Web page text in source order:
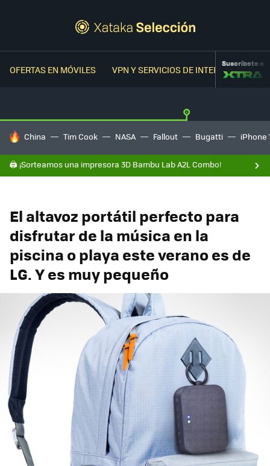
OFERTAS EN MÓVILES VPN Y SERVICIOS DE INTERNETSuscríbete a
HOY SE HABLA DE
China Tim Cook NASA Fallout Bugatti iPhone
🖨️ ¡Sorteamos una impresora 3D Bambu Lab A2L Combo!
El altavoz portátil perfecto para
disfrutar de la música en la
piscina o playa este verano es de
LG. Y es muy pequeño